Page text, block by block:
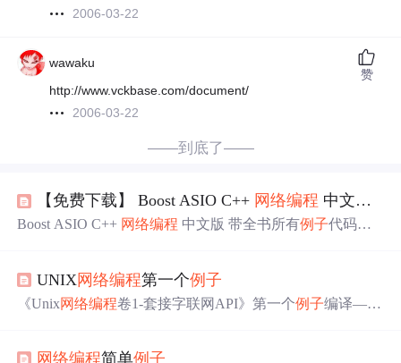
2006-03-22
wawaku
http://www.vckbase.com/document/
2006-03-22
赞
——到底了——
【免费下载】 Boost ASIO C++ 网络编程 中文版 带全书所有
Boost ASIO C++ 网络编程 中文版 带全书所有例子代码
码本仓库提供了《Boost ASIO C++
源文件下载，该资源文件包含了全书的翻译内容以及所有
UNIX 网络编程第一个例子
《Unix网络编程卷1-套接字联网API》第一个例子编译—-
个
例子编译 不通过问题解决 –看看环境编程 http://blog.csdn.
网络编程简单例子